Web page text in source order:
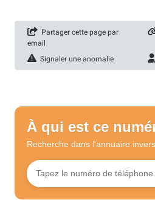
Partager cette page par
email
Signaler une anomalie
À qui est ce
Recherche dans l'annuaire